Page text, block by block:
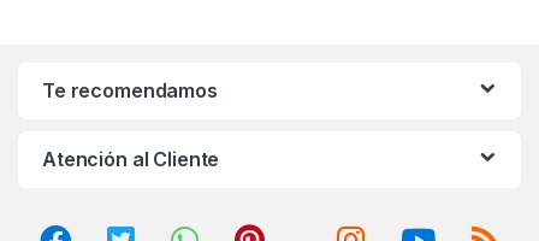
Te recomendamos
Atención al Cliente